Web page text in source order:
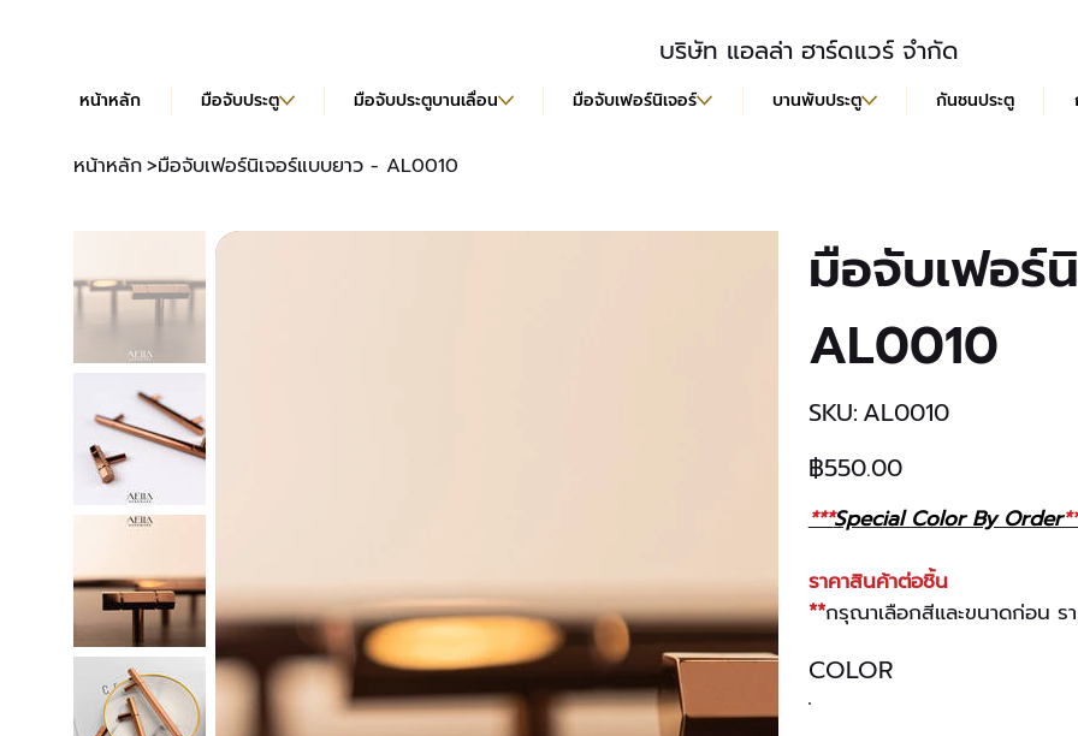
บริษัท แอลล่า ฮาร์ดแวร์ จำกัด
หน้าหลัก มือจับประตู มือจับประตูบานเลื่อน มือจับเฟอร์นิเจอร์ บานพับประตู กันชนประตู
หน้าหลัก>มือจับเฟอร์นิเจอร์แบบยาว - AL0010
มือจับเฟอร์
AL0010
SKU:
AL0010
AL0010
ราคา
฿550.00
***Special Color By Order
ราคาสินค้าต่อชิ้น
**กรุณาเลือกสีและขนาดก่อน ร
COLOR